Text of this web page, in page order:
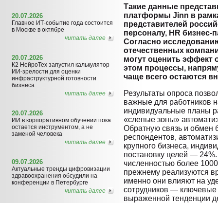
20.07.2026
Главное ИТ-событие года состоится
в Москве в октябре
читать далее
20.07.2026
К2 НейроТех запустил калькулятор
ИИ-зрелости для оценки
инфраструктурной готовности
бизнеса
читать далее
20.07.2026
ИИ в корпоративном обучении пока
остается инструментом, а не
заменой человека
читать далее
09.07.2026
Актуальные тренды цифровизации
здравоохранения обсудили на
конференции в Петербурге
читать далее
Такие данные
платформы Jinn в
представителей
персоналу, HR бизнес-
Согласно
отечественных
могут оценить эффект
этом процессы,
чаще всего остаются
Результаты опроса
важные для работников
индивидуальные планы
«слепые зоны»
Обратную связь и обмен
респондентов,
крупного бизнеса,
постановку целей —
численностью более
прежнему реализуются
именно они влияют на
сотрудников — ключевые
выраженной тенденции